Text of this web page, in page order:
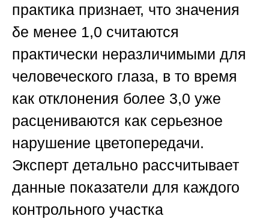
практика признает, что значения
δe менее 1,0 считаются
практически неразличимыми для
человеческого глаза, в то время
как отклонения более 3,0 уже
расцениваются как серьезное
нарушение цветопередачи.
Эксперт детально рассчитывает
данные показатели для каждого
контрольного участка